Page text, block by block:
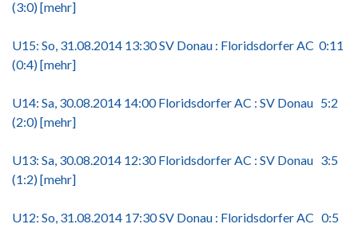
(3:0)[mehr]
U15: So, 31.08.2014 13:30 SV Donau : Floridsdorfer AC 0:11
(0:4)[mehr]
U14: Sa, 30.08.2014 14:00 Floridsdorfer AC : SV Donau 5:2
(2:0)[mehr]
U13: Sa, 30.08.2014 12:30 Floridsdorfer AC : SV Donau 3:5
(1:2)[mehr]
U12: So, 31.08.2014 17:30 SV Donau : Floridsdorfer AC 0:5